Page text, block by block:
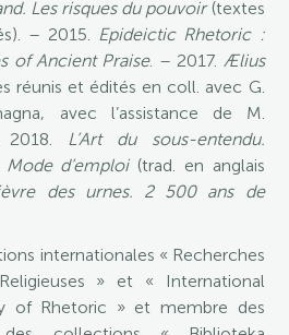
Les risques du pouvoir(textes
– 2015. Epideictic Rhetoric :
of Ancient Praise. – 2017. Ælius
réunis et édités en coll. avec G.
avec l’assistance de M.
2018. L’Art du sous-entendu.
d’emploi(trad. en anglais
des urnes. 2 500 ans de
internationales « Recherches
» et « International
of Rhetoric » et membre des